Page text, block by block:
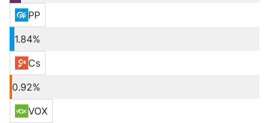
PP
1.84%
Cs
0.92%
VOX